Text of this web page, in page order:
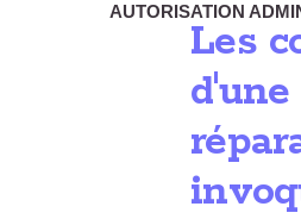
AUTORISATION
Les